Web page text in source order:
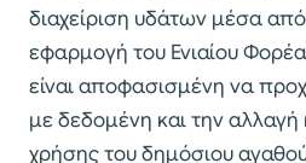
διαχείριση υδάτων μέσα
εφαρμογή του Ενιαίου
είναι αποφασισμένη να
με δεδομένη και την
χρήσης του δημόσιου